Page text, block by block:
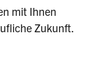
mit Ihnen
Zukunft.